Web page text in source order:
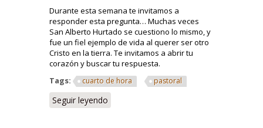
Durante esta semana te invitamos a
responder esta pregunta… Muchas veces
San Alberto Hurtado se cuestiono lo mismo, y
fue un fiel ejemplo de vida al querer ser otro
Cristo en la tierra. Te invitamos a abrir tu
corazón y buscar tu respuesta.
Tags:
cuarto de hora pastoral
Seguir leyendo